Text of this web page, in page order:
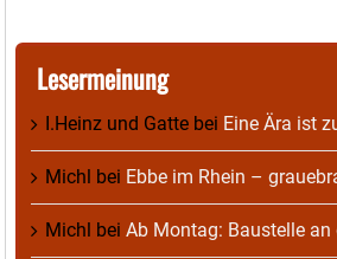
Lesermeinung
I.Heinz und Gatte bei Eine Ära ist
Michl bei Ebbe im Rhein –
Michl bei Ab Montag: Baustelle an